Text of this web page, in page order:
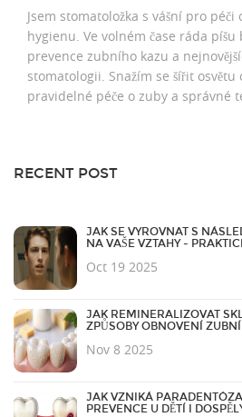
Jsem stomatoložka s vášní pro
hygienu. Ve volném čase ráda píšu
prevence zubního kazu a
stomatologii. Snažím se šířit osvětu
pravidelné péče o zuby a správné
RECENT POST
JAK SE VYROVNAT S
NA VAŠE VZTAHY -
Oct 19 2025
JAK REMINERALIZOVAT
ZPŮSOBY OBNOVENÍ
Nov 8 2025
JAK VZNIKÁ
PREVENCE U DĚTÍ I